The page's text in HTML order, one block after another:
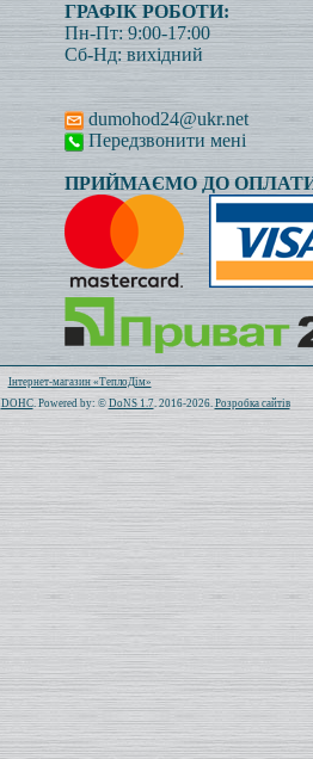
ГРАФІК РОБОТИ:
Пн-Пт: 9:00-17:00
Сб-Нд: вихідний
dumohod24@ukr.net
Передзвонити мені
ПРИЙМАЄМО ДО
Всього: 1020777 Сьогодні: 394
Інтернет-магазин «ТеплоДім»
DOHC. Powered by: © DoNS 1.7. 2016-2026. Розробка сайтів